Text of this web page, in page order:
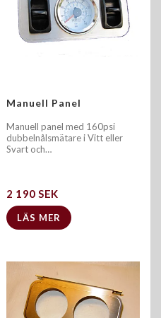
Manuell Panel
Manuell panel med 160psi
dubbelnålsmätare i Vitt eller
Svart och…
2 190 SEK
LÄS MER